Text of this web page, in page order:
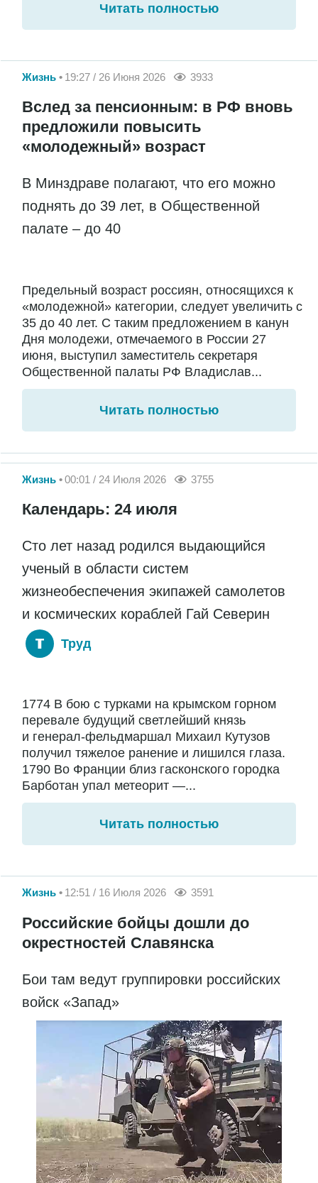
Читать полностью
Жизнь 19:27 / 26 Июня 2026 3933
Вслед за пенсионным: в РФ вновь
предложили повысить
«молодежный» возраст
В Минздраве полагают, что его можно
поднять до 39 лет, в Общественной
палате – до 40
Предельный возраст россиян, относящихся к
«молодежной» категории, следует увеличить с
35 до 40 лет. С таким предложением в канун
Дня молодежи, отмечаемого в России 27
июня, выступил заместитель секретаря
Общественной палаты РФ Владислав...
Читать полностью
Жизнь 00:01 / 24 Июля 2026 3755
Календарь: 24 июля
Сто лет назад родился выдающийся
ученый в области систем
жизнеобеспечения экипажей самолетов
и космических кораблей Гай Северин
Труд
1774 В бою с турками на крымском горном
перевале будущий светлейший князь
и генерал-фельдмаршал Михаил Кутузов
получил тяжелое ранение и лишился глаза.
1790 Во Франции близ гасконского городка
Барботан упал метеорит —...
Читать полностью
Жизнь 12:51 / 16 Июля 2026 3591
Российские бойцы дошли до
окрестностей Славянска
Бои там ведут группировки российских
войск «Запад»